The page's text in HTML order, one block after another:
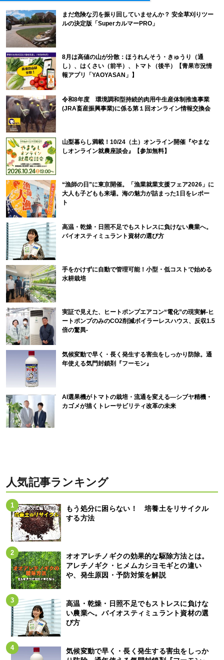
まだ危険な刃を振り回していませんか？ 安全草刈りツー
ルの決定版「SuperカルマーPRO」
8月は高値の山が分散：ほうれんそう・きゅうり（通
し）、はくさい（前半）、トマト（後半）【青果市況情
報アプリ「YAOYASAN」】
令和8年度 環境調和型持続的肉用牛生産体制推進事業
(JRA畜産振興事業)に係る第１回オンライン情報交換会
山梨暮らし満載！10/24（土）オンライン開催『やまな
しオンライン就農座談会』【参加無料】
“漁師の日”に東京開催。「漁業就業支援フェア2026」に
大人も子どもも来場。海の魅力が詰まった1日をレポー
ト
高温・乾燥・日照不足でもストレスに負けない農業へ。
バイオスティミュラント資材の選び方
手をかけずに自動で管理可能！小型・低コストで始める
水耕栽培
実証で見えた、ヒートポンプエアコン“電化”の現実解-ヒ
ートポンプのみのCO2削減ボイラーレスハウス、反収1.5
倍の驚異-
気候変動で早く・長く発生する害虫をしっかり防除。通
年使える気門封鎖剤『フーモン』
AI選果機がトマトの栽培・流通を変える―シブヤ精機・
カゴメが描くトレーサビリティ改革の未来
人気記事ランキング
もう処分に困らない！ 培養土をリサイクル
する方法
オオアレチノギクの効果的な駆除方法とは。
アレチノギク・ヒメムカシヨモギとの違い
や、発生原因・予防対策を解説
高温・乾燥・日照不足でもストレスに負けな
い農業へ。バイオスティミュラント資材の選
び方
気候変動で早く・長く発生する害虫をしっか